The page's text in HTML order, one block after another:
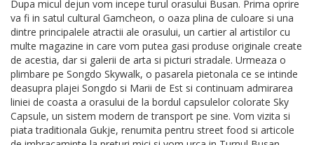
Dupa micul dejun vom incepe turul orasului Busan. Prima oprire
va fi in satul cultural Gamcheon, o oaza plina de culoare si una
dintre principalele atractii ale orasului, un cartier al artistilor cu
multe magazine in care vom putea gasi produse originale create
de acestia, dar si galerii de arta si picturi stradale. Urmeaza o
plimbare pe Songdo Skywalk, o pasarela pietonala ce se intinde
deasupra plajei Songdo si Marii de Est si continuam admirarea
liniei de coasta a orasului de la bordul capsulelor colorate Sky
Capsule, un sistem modern de transport pe sine. Vom vizita si
piata traditionala Gukje, renumita pentru street food si articole